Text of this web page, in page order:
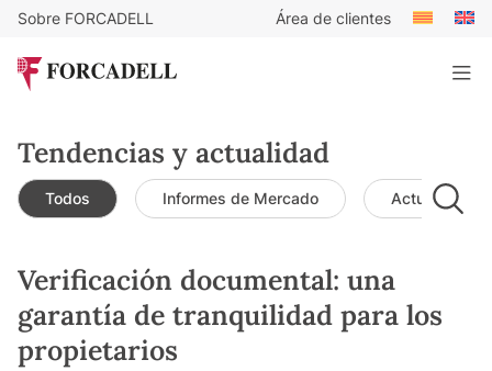
Sobre FORCADELL Área de clientes
Tendencias y actualidad
Todos Informes de Mercado Actualidad
Verificación documental: una
garantía de tranquilidad para los
propietarios